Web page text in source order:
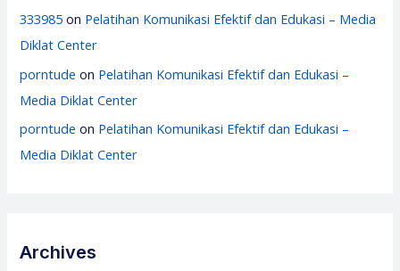
333985 on Pelatihan Komunikasi Efektif dan Edukasi – Media
Diklat Center
porntude on Pelatihan Komunikasi Efektif dan Edukasi –
Media Diklat Center
porntude on Pelatihan Komunikasi Efektif dan Edukasi –
Media Diklat Center
Archives